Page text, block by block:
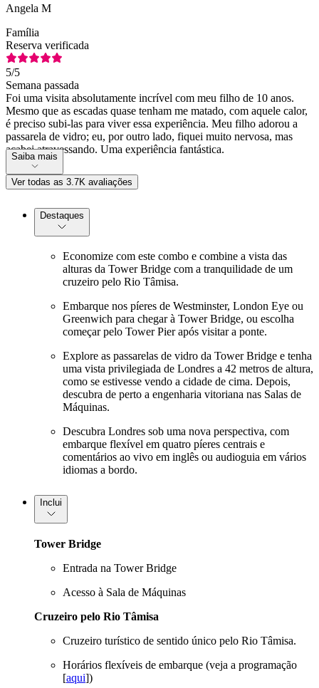
Angela M
Família
Reserva verificada
5/5
Semana passada
Foi uma visita absolutamente incrível com meu filho de 10 anos.
Mesmo que as escadas quase tenham me matado, com aquele calor,
é preciso subi-las para viver essa experiência. Meu filho adorou a
passarela de vidro; eu, por outro lado, fiquei muito nervosa, mas
acabei atravessando. Uma experiência fantástica.
Saiba mais
Ver todas as 3.7K avaliações
Destaques
Economize com este combo e combine a vista das
alturas da Tower Bridge com a tranquilidade de um
cruzeiro pelo Rio Tâmisa.
Embarque nos píeres de Westminster, London Eye ou
Greenwich para chegar à Tower Bridge, ou escolha
começar pelo Tower Pier após visitar a ponte.
Explore as passarelas de vidro da Tower Bridge e tenha
uma vista privilegiada de Londres a 42 metros de altura,
como se estivesse vendo a cidade de cima. Depois,
descubra de perto a engenharia vitoriana nas Salas de
Máquinas.
Descubra Londres sob uma nova perspectiva, com
embarque flexível em quatro píeres centrais e
comentários ao vivo em inglês ou audioguia em vários
idiomas a bordo.
Inclui
Tower Bridge
Entrada na Tower Bridge
Acesso à Sala de Máquinas
Cruzeiro pelo Rio Tâmisa
Cruzeiro turístico de sentido único pelo Rio Tâmisa.
Horários flexíveis de embarque (veja a programação
[aqui])